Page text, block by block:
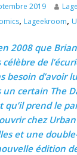
2019
, Lageekroom,
en 2008 que
célèbre de
besoin d’avoir
un certain The
qu’il prend le
chez
et une
édition